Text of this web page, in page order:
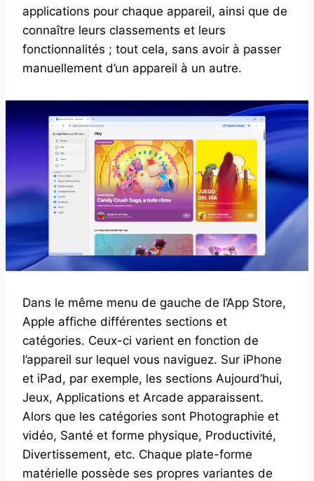
applications pour chaque appareil, ainsi que de
connaître leurs classements et leurs
fonctionnalités ; tout cela, sans avoir à passer
manuellement d’un appareil à un autre.
Dans le même menu de gauche de l’App Store,
Apple affiche différentes sections et
catégories. Ceux-ci varient en fonction de
l’appareil sur lequel vous naviguez. Sur iPhone
et iPad, par exemple, les sections Aujourd’hui,
Jeux, Applications et Arcade apparaissent.
Alors que les catégories sont Photographie et
vidéo, Santé et forme physique, Productivité,
Divertissement, etc. Chaque plate-forme
matérielle possède ses propres variantes de